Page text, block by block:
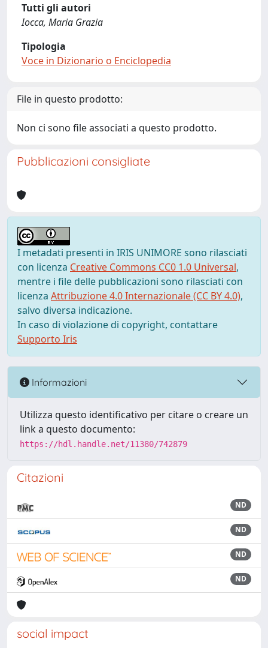
Tutti gli autori
Iocca, Maria Grazia
Tipologia
Voce in Dizionario o Enciclopedia
File in questo prodotto:
Non ci sono file associati a questo prodotto.
Pubblicazioni consigliate
I metadati presenti in IRIS UNIMORE sono rilasciati
con licenza Creative Commons CC0 1.0 Universal,
mentre i file delle pubblicazioni sono rilasciati con
licenza Attribuzione 4.0 Internazionale (CC BY 4.0),
salvo diversa indicazione.
In caso di violazione di copyright, contattare
Supporto Iris
Informazioni
Utilizza questo identificativo per citare o creare un
link a questo documento:
https://hdl.handle.net/11380/742879
Citazioni
ND
ND
ND
ND
social impact